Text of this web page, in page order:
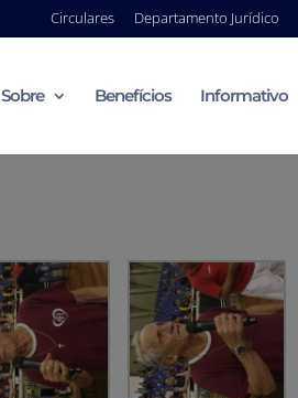
Circulares Departamento Jurídico
Sobre Benefícios Informativo